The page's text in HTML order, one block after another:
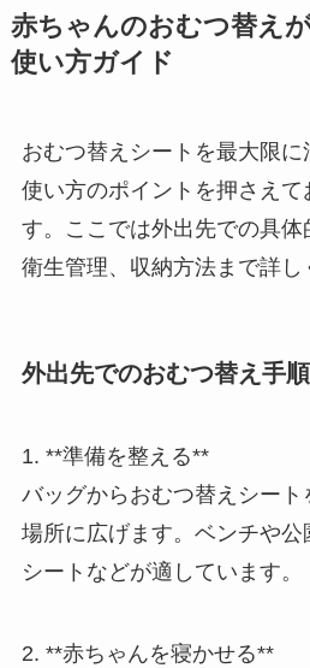
赤ちゃんのおむつ替え
使い方ガイド
おむつ替えシートを最大限に
使い方のポイントを押さえ
す。ここでは外出先での具体
衛生管理、収納方法まで詳し
外出先でのおむつ替え手
1. **準備を整える**
バッグからおむつ替えシー
場所に広げます。ベンチや
シートなどが適しています。
2. **赤ちゃんを寝かせる**